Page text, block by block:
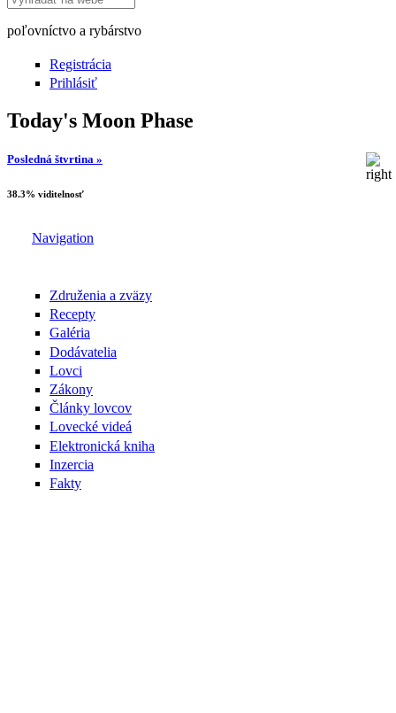
poľovníctvo a rybárstvo
Registrácia
Prihlásiť
Today's Moon Phase
Posledná štvrtina »
38.3% viditelnosť
Navigation
Združenia a zväzy
Recepty
Galéria
Dodávatelia
Lovci
Zákony
Články lovcov
Lovecké videá
Elektronická kniha
Inzercia
Fakty